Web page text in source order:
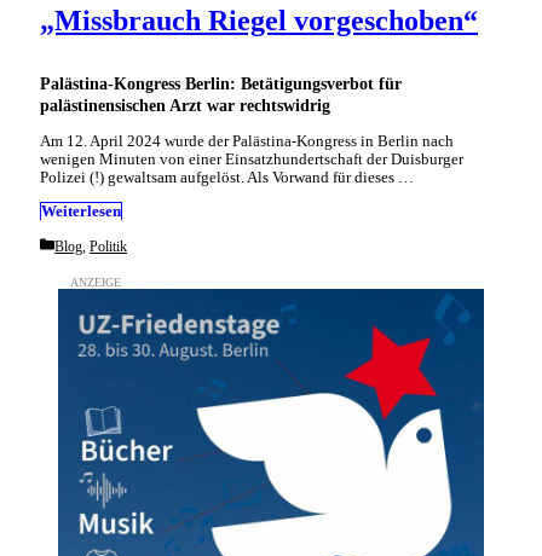
Palästina-Kongress Berlin: Betätigungsverbot für
palästinensischen Arzt war rechtswidrig
„Missbrauch Riegel vorgeschoben“
Am 12. April 2024 wurde der Palästina-Kongress in Berlin nach
wenigen Minuten von einer Einsatzhundertschaft der Duisburger
Polizei (!) gewaltsam aufgelöst. Als Vorwand für dieses …
Weiterlesen
Categories
Blog Politik